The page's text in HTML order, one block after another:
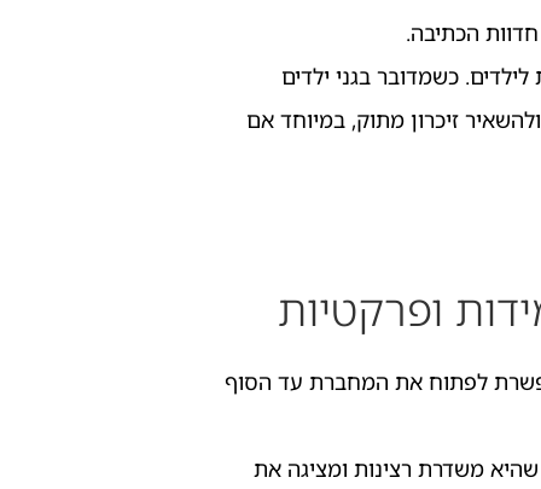
הכתיבה.
כשמדובר בגני ילדים
זיכרון מתוק, במיוחד אם
ופרקטיות
לפתוח את המחברת עד הסוף
משדרת רצינות ומציגה את